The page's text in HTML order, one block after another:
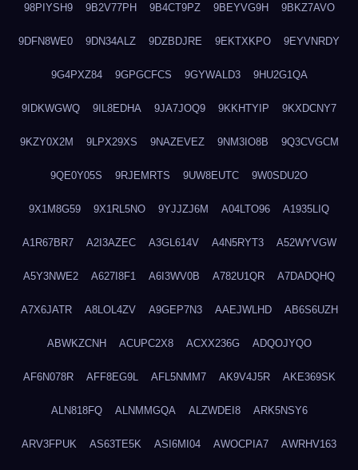
98PIYSH9 9B2V77PH 9B4CT9PZ 9BEYVG9H 9BKZ7AVO
9DFN8WE0 9DN34ALZ 9DZBDJRE 9EKTXKPO 9EYVNRDY
9G4PXZ84 9GPGCFCS 9GYWALD3 9HU2G1QA
9IDKWGWQ 9IL8EDHA 9JA7JOQ9 9KKHTYIP 9KXDCNY7
9KZY0X2M 9LPX29XS 9NAZEVEZ 9NM3IO8B 9Q3CVGCM
9QE0Y05S 9RJEMRTS 9UW8EUTC 9W0SDU2O
9X1M8G59 9X1RL5NO 9YJJZJ6M A04LTO96 A1935LIQ
A1R67BR7 A2I3AZEC A3GL614V A4N5RYT3 A52WYVGW
A5Y3NWE2 A627I8F1 A6I3WV0B A782U1QR A7DADQHQ
A7X6JATR A8LOL4ZV A9GEP7N3 AAEJWLHD AB6S6UZH
ABWKZCNH ACUPC2X8 ACXX236G ADQOJYQO
AF6N078R AFF8EG9L AFL5NMM7 AK9V4J5R AKE369SK
ALN818FQ ALNMMGQA ALZWDEI8 ARK5NSY6
ARV3FPUK AS63TE5K ASI6MI04 AWOCPIA7 AWRHV163